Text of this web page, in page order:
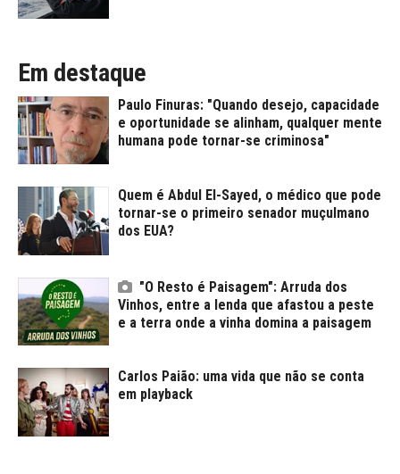
Em destaque
Paulo Finuras: "Quando desejo, capacidade
e oportunidade se alinham, qualquer mente
humana pode tornar-se criminosa"
Quem é Abdul El-Sayed, o médico que pode
tornar-se o primeiro senador muçulmano
dos EUA?
"O Resto é Paisagem": Arruda dos
Vinhos, entre a lenda que afastou a peste
e a terra onde a vinha domina a paisagem
Carlos Paião: uma vida que não se conta
em playback